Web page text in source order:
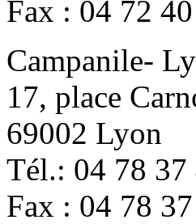
Fax : 04 72
Campanile-
17, place
69002 Lyon
Tél.: 04 78 37
Fax : 04 78